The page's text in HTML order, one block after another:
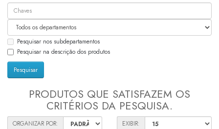
Pesquisar nos subdepartamentos
Pesquisar na descrição dos produtos
PRODUTOS QUE SATISFAZEM OS
CRITÉRIOS DA PESQUISA.
ORGANIZAR POR: EXIBIR: